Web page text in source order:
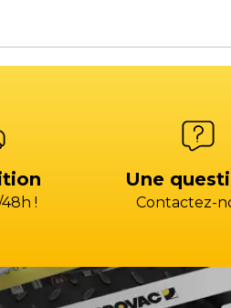
12H00 et de 14H00 à 17H00.
Comptabilité fournisseur
04 42 15 35 35 (CHOIX 4)
!
Une
Contactez-